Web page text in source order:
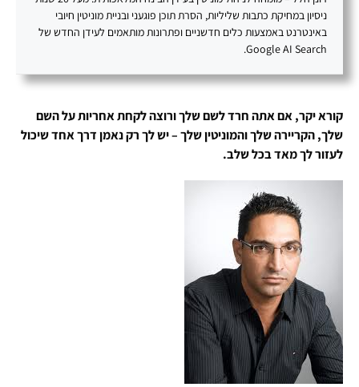
ניסיון במחיקת כתבות שליליות, הסרת תוכן פוגעני ובניית מוניטין חיובי
באינטרנט באמצעות כלים חדשניים ופתרונות מותאמים לעידן החדש של
Google AI Search.
קורא יקר, אם אתה חרד לשם שלך ורוצה לקחת אחריות על השם
שלך, הקריירה שלך והמוניטין שלך – יש לך רק נאמן דרך אחד שיכול
לעזור לך מאד בכל שלב.